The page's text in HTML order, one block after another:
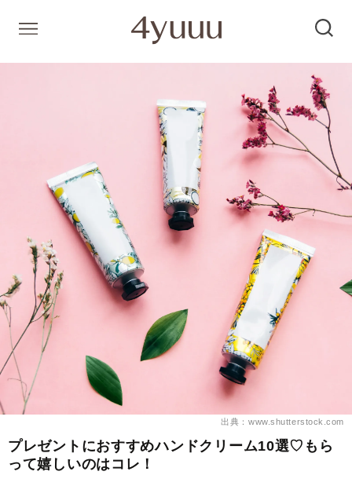
出典：www.shutterstock.com
プレゼントにおすすめハンドクリーム10選♡もら
って嬉しいのはコレ！